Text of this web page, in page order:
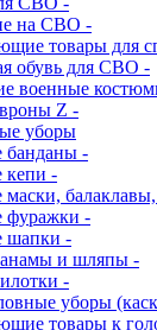
на СВО -
товары для
обувь для СВО -
военные
Z -
уборы
банданы -
кепи -
маски,
фуражки -
шапки -
и шляпы -
-
уборы
товары к